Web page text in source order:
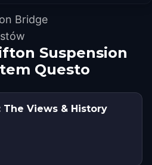
Bridge
Suspension
Questo
Views & History